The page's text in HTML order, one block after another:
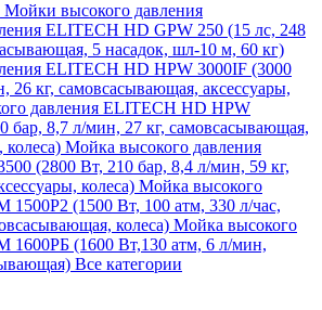
Мойки высокого давления
ELITECH HD GPW 250 (15 лс, 248
5 насадок, шл-10 м, 60 кг)
ELITECH HD HPW 3000IF (3000
26 кг, самовсасывающая, аксессуары,
давления ELITECH HD HPW
бар, 8,7 л/мин, 27 кг, самовсасывающая,
колеса) Мойка высокого давления
(2800 Вт, 210 бар, 8,4 л/мин, 59 кг,
колеса) Мойка высокого
1500P2 (1500 Вт, 100 атм, 330 л/час,
колеса) Мойка высокого
1600РБ (1600 Вт,130 атм, 6 л/мин,
Все категории